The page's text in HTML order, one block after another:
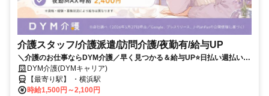
介護スタッフ/介護派遣/訪問介護/夜勤有/給与UP
＼介護のお仕事ならDYM介護／早く見つかる＆給与UP⭐️日払い週払い
OK⭐️希望シフトで無理なく働ける✨
DYM介護(DYMキャリア)
【最寄り駅】 ・横浜駅
時給1,500円～2,100円